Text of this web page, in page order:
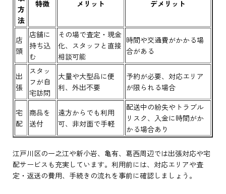
方
法
特徴 メリット デメリット
店
頭
店舗に
持ち込
む
その場で査定・現金
化、スタッフと直接
相談可能
時間や交通費がかかる場
合がある
出
張
スタッ
フが自
宅訪問
大量や大型品に便
利、外出不要
予約が必要、対応エリア
が限られる場合
宅
配
商品を
送付
遠方からでも利用
可、非対面で手軽
配送中の紛失やトラブル
リスク、入金に時間がか
かる場合あり
江戸川区の一之江や新小岩、亀有、葛西周辺では出張対応や宅
配サービスも充実しています。利用前には、対応エリアや査
定・返送の費用、手続きの流れを事前に確認しましょう。